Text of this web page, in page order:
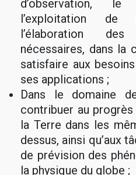
d’observation,
l’exploitation de
l’élaboration
nécessaires, dans la
satisfaire aux
ses applications ;
Dans le domaine
contribuer au
la Terre dans les
dessus, ainsi qu’aux
de prévision des
la physique du globe ;